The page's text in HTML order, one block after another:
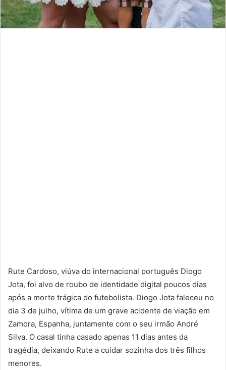
Rute Cardoso, viúva do internacional português Diogo
Jota, foi alvo de roubo de identidade digital poucos dias
após a morte trágica do futebolista. Diogo Jota faleceu no
dia 3 de julho, vítima de um grave acidente de viação em
Zamora, Espanha, juntamente com o seu irmão André
Silva. O casal tinha casado apenas 11 dias antes da
tragédia, deixando Rute a cuidar sozinha dos três filhos
menores.